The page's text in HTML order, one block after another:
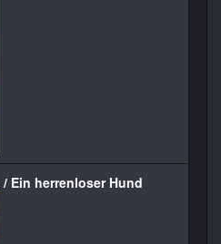
Ein herrenloser Hund